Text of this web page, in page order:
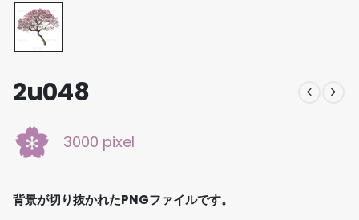
2u048
3000 pixel
背景が切り抜かれたPNGファイルです。